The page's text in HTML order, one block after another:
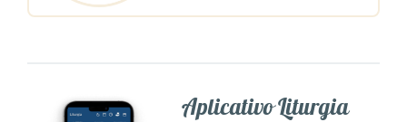
Aplicativo Liturgia